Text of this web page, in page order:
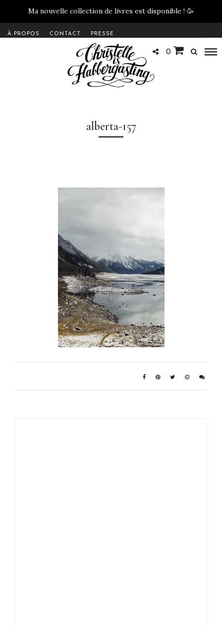
Ma nouvelle collection de livres est disponible ! 🥳
À PROPOS CONTACT PRESSE
0
alberta-157